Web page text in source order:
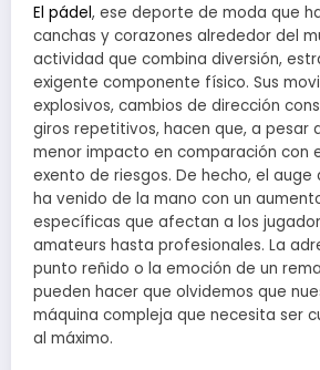
El pádel, ese deporte de moda que
canchas y corazones alrededor del
actividad que combina diversión,
exigente componente físico. Sus
explosivos, cambios de dirección
giros repetitivos, hacen que, a pesar
menor impacto en comparación con
exento de riesgos. De hecho, el auge
ha venido de la mano con un
específicas que afectan a los
amateurs hasta profesionales. La
punto reñido o la emoción de un
pueden hacer que olvidemos que
máquina compleja que necesita ser
al máximo.